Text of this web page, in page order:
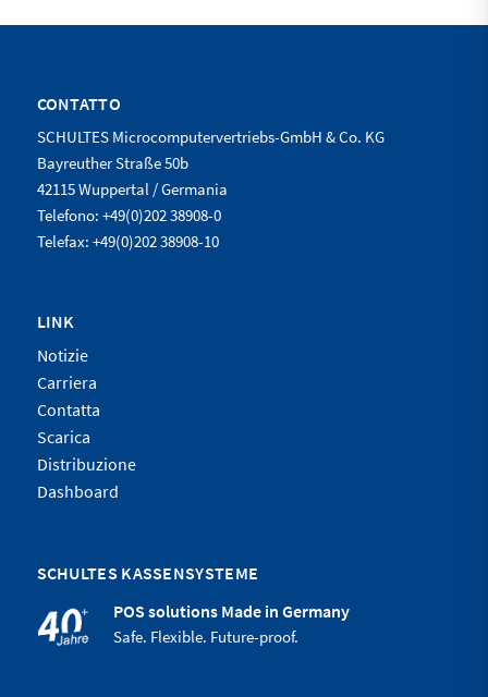
CONTATTO
SCHULTES Microcomputervertriebs-GmbH & Co. KG
Bayreuther Straße 50b
42115 Wuppertal / Germania
Telefono: +49(0)202 38908-0
Telefax: +49(0)202 38908-10
LINK
Notizie
Carriera
Contatta
Scarica
Distribuzione
Dashboard
SCHULTES KASSENSYSTEME
POS solutions Made in Germany
Safe. Flexible. Future-proof.